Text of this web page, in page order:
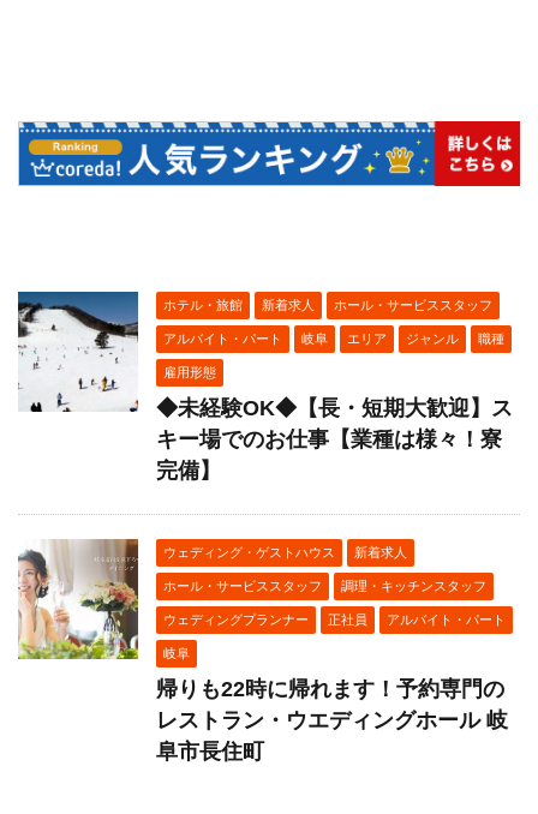
ホテル・旅館 新着求人 ホール・サービススタッフ
アルバイト・パート 岐阜 エリア ジャンル 職種
雇用形態
◆未経験OK◆【長・短期大歓迎】ス
キー場でのお仕事【業種は様々！寮
完備】
ウェディング・ゲストハウス 新着求人
ホール・サービススタッフ 調理・キッチンスタッフ
ウェディングプランナー 正社員 アルバイト・パート
岐阜
帰りも22時に帰れます！予約専門の
レストラン・ウエディングホール 岐
阜市長住町